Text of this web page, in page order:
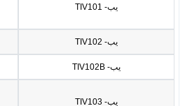
يب- TIV101
يب- TIV102
يب- TIV102B
يب- TIV103